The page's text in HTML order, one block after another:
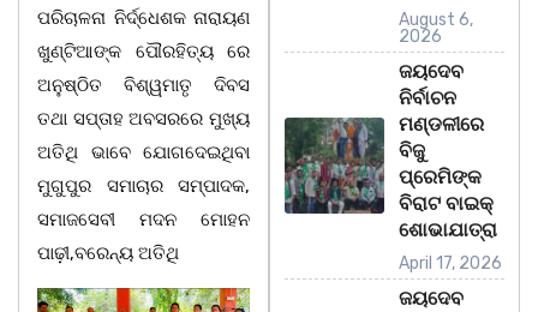
ପରିଚାଳନା ନିର୍ଦ୍ଧେଶକ ନାରାୟଣ
ଖୁଣ୍ଟିଆଙ୍କ ପୌରହିତ୍ୟ ରେ
ଅନୁଷ୍ଠିତ ବିଶ୍ୱମାତୃ ଦିବସ
ତଥା ସପ୍ତାହ ଅବସରରେ ମୁଖ୍ୟ
ଅତିଥି ଭାବେ ଯୋଗଦେଇଥିବା
ମୁଗୁପୁର ସମାଚାର ସମ୍ପାଦକ,
ସମାଜସେବୀ ମଦନ ମୋହନ
ପାଢ଼ୀ,ବରେନ୍ୟ ଅତିଥି
August 6,
2026
ଜୟଦେବ
ନିର୍ବାଚନ
ମଣ୍ଡଳୀରେ
ବିଜୁ
ପ୍ରେମିଙ୍କ
ବିରାଟ ବାଇକ୍
ଶୋଭାଯାତ୍ରା
April 17, 2026
ଜୟଦେବ